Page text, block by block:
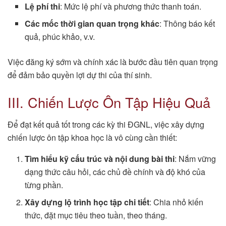
Lệ phí thi: Mức lệ phí và phương thức thanh toán.
Các mốc thời gian quan trọng khác: Thông báo kết
quả, phúc khảo, v.v.
Việc đăng ký sớm và chính xác là bước đầu tiên quan trọng
để đảm bảo quyền lợi dự thi của thí sinh.
III. Chiến Lược Ôn Tập Hiệu Quả
Để đạt kết quả tốt trong các kỳ thi ĐGNL, việc xây dựng
chiến lược ôn tập khoa học là vô cùng cần thiết:
Tìm hiểu kỹ cấu trúc và nội dung bài thi: Nắm vững
dạng thức câu hỏi, các chủ đề chính và độ khó của
từng phần.
Xây dựng lộ trình học tập chi tiết: Chia nhỏ kiến
thức, đặt mục tiêu theo tuần, theo tháng.